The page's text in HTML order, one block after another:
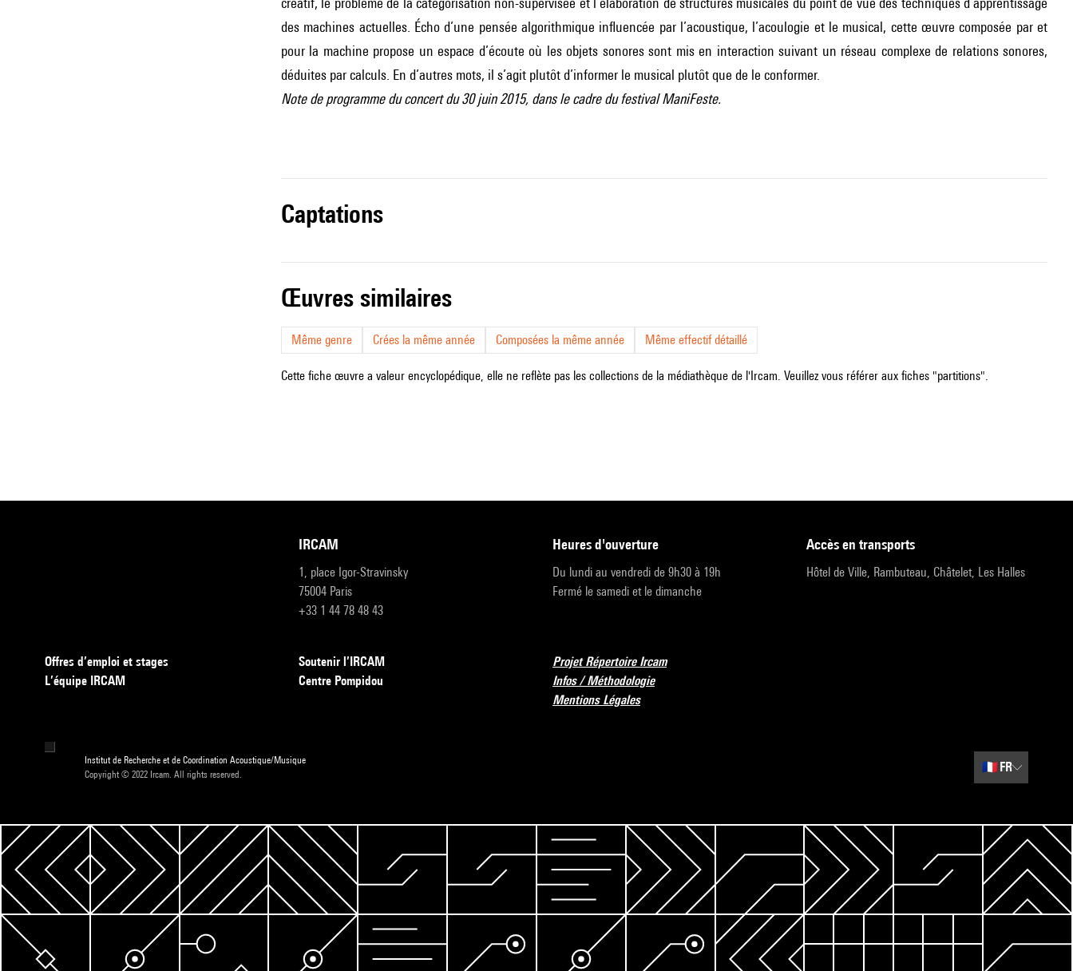
des machines actuelles. Écho d’une pensée algorithmique influencée par l’acoustique, l’acoulogie et le musical, cette œuvre composée par et
pour la machine propose un espace d’écoute où les objets sonores sont mis en interaction suivant un réseau complexe de relations sonores,
déduites par calculs. En d’autres mots, il s’agit plutôt d’informer le musical plutôt que de le conformer.
Note de programme du concert du 30 juin 2015, dans le cadre du festival ManiFeste.
captations
œuvres similaires
Même genre Crées la même année Composées la même année Même effectif détaillé
Cette fiche œuvre a valeur encyclopédique, elle ne reflète pas les collections de la médiathèque de l'Ircam. Veuillez vous référer aux fiches "partitions".
IRCAM
1, place Igor-Stravinsky
75004 Paris
+33 1 44 78 48 43
heures d'ouverture
Du lundi au vendredi de 9h30 à 19h
Fermé le samedi et le dimanche
accès en transports
Hôtel de Ville, Rambuteau, Châtelet, Les Halles
Offres d’emploi et stages
L’équipe IRCAM
Soutenir l’IRCAM
Centre Pompidou
Projet Répertoire Ircam
Infos / Méthodologie
Mentions Légales
Institut de Recherche et de Coordination Acoustique/Musique
Copyright © 2022 Ircam. All rights reserved.
🇫🇷 FR